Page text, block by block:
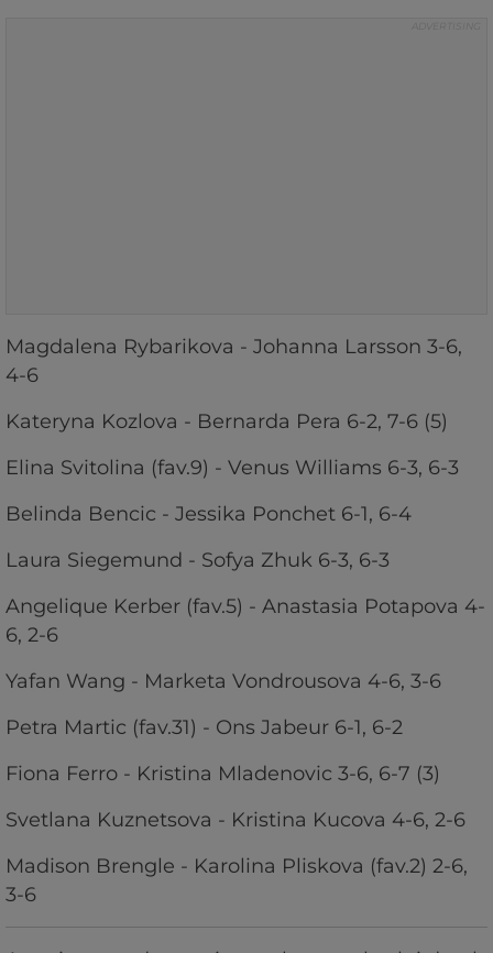
Magdalena Rybarikova - Johanna Larsson 3-6,
4-6
Kateryna Kozlova - Bernarda Pera 6-2, 7-6 (5)
Elina Svitolina (fav.9) - Venus Williams 6-3, 6-3
Belinda Bencic - Jessika Ponchet 6-1, 6-4
Laura Siegemund - Sofya Zhuk 6-3, 6-3
Angelique Kerber (fav.5) - Anastasia Potapova 4-
6, 2-6
Yafan Wang - Marketa Vondrousova 4-6, 3-6
Petra Martic (fav.31) - Ons Jabeur 6-1, 6-2
Fiona Ferro - Kristina Mladenovic 3-6, 6-7 (3)
Svetlana Kuznetsova - Kristina Kucova 4-6, 2-6
Madison Brengle - Karolina Pliskova (fav.2) 2-6,
3-6